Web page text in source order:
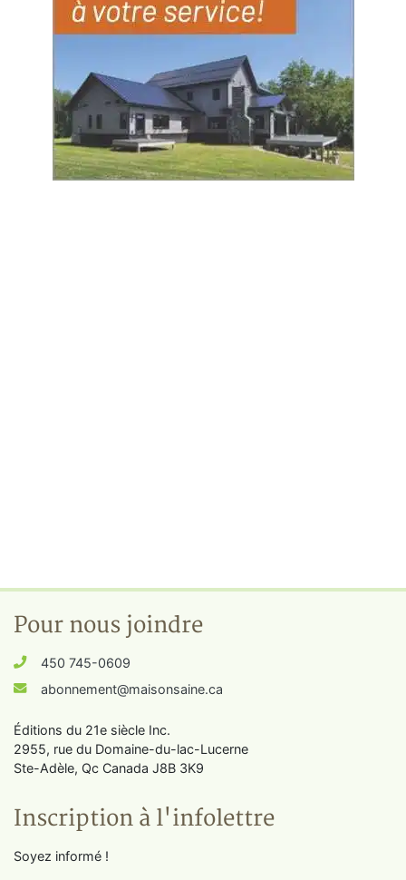
Pour nous joindre
450 745-0609
abonnement@maisonsaine.ca
Éditions du 21e siècle Inc.
2955, rue du Domaine-du-lac-Lucerne
Ste-Adèle, Qc Canada J8B 3K9
Inscription à l'infolettre
Soyez informé !